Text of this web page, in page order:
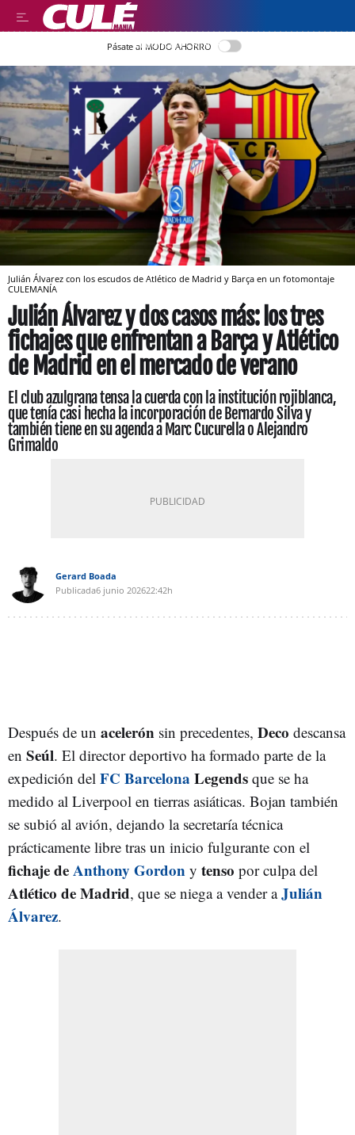
LLEGIR EN CATALÀ
Pásate al MODO AHORRO
Julián Álvarez con los escudos de Atlético de Madrid y Barça en un fotomontaje
CULEMANÍA
Julián Álvarez y dos casos más: los tres
fichajes que enfrentan a Barça y Atlético
de Madrid en el mercado de verano
El club azulgrana tensa la cuerda con la institución rojiblanca,
que tenía casi hecha la incorporación de Bernardo Silva y
también tiene en su agenda a Marc Cucurella o Alejandro
Grimaldo
Gerard Boada
Publicada6 junio 202622:42h
Después de un acelerón sin precedentes, Deco descansa
en Seúl. El director deportivo ha formado parte de la
expedición del FC Barcelona Legends que se ha
medido al Liverpool en tierras asiáticas. Bojan también
se subió al avión, dejando la secretaría técnica
prácticamente libre tras un inicio fulgurante con el
fichaje deAnthony Gordon y tenso por culpa del
Atlético de Madrid, que se niega a vender aJulián
Álvarez.